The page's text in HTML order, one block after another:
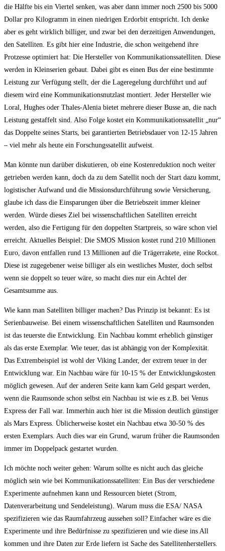
die Hälfte bis ein Viertel senken, was aber dann immer noch 2500 bis 5000
Dollar pro Kilogramm in einen niedrigen Erdorbit entspricht. Ich denke
aber es geht wirklich billiger, und zwar bei den derzeitigen Anwendungen,
den Satelliten. Es gibt hier eine Industrie, die schon weitgehend ihre
Protzesse optimiert hat: Die Hersteller von Kommunikationssatelliten. Diese
werden in Kleinserien gebaut. Dabei gibt es einen Bus der eine bestimmte
Leistung zur Verfügung stellt, der die Lageregelung durchführt und auf
diesem wird eine Kommunikationsnutzlast montiert. Jeder Hersteller wie
Loral, Hughes oder Thales-Alenia bietet mehrere dieser Busse an, die nach
Leistung gestaffelt sind. Also Folge kostet ein Kommunikationssatellit „nur“
das Doppelte seines Starts, bei garantierten Betriebsdauer von 12-15 Jahren
– viel mehr als heute ein Forschungssatellit aufweist.
Man könnte nun darüber diskutieren, ob eine Kostenreduktion noch weiter
getrieben werden kann, doch da zu dem Satellit noch der Start dazu kommt,
logistischer Aufwand und die Missionsdurchführung sowie Versicherung,
glaube ich dass die Einsparungen über die Betriebszeit immer kleiner
werden. Würde dieses Ziel bei wissenschaftlichen Satelliten erreicht
werden, also die Fertigung für den doppelten Startpreis, so wäre schon viel
erreicht. Aktuelles Beispiel: Die SMOS Mission kostet rund 210 Millionen
Euro, davon entfallen rund 13 Millionen auf die Trägerrakete, eine Rockot.
Diese ist zugegebener weise billiger als ein westliches Muster, doch selbst
wenn sie doppelt so teuer wäre, so macht dies nur ein Achtel der
Gesamtsumme aus.
Wie kann man Satelliten billiger machen? Das Prinzip ist bekannt: Es ist
Serienbauweise. Bei einem wissenschaftlichen Satelliten und Raumsonden
ist das teuerste die Entwicklung. Ein Nachbau kommt erheblich günstiger
als das erste Exemplar. Wie teuer, das ist abhängig von der Komplexität.
Das Extrembeispiel ist wohl der Viking Lander, der extrem teuer in der
Entwicklung war. Ein Nachbau wäre für 10-15 % der Entwicklungskosten
möglich gewesen. Auf der anderen Seite kann kam Geld gespart werden,
wenn die Raumsonde schon selbst ein Nachbau ist wie es z.B. bei Venus
Express der Fall war. Immerhin auch hier ist die Mission deutlich günstiger
als Mars Express. Üblicherweise kostet ein Nachbau etwa 30-50 % des
ersten Exemplars. Auch dies war ein Grund, warum früher die Raumsonden
immer im Doppelpack gestartet wurden.
Ich möchte noch weiter gehen: Warum sollte es nicht auch das gleiche
möglich sein wie bei Kommunikationssatelliten: Ein Bus der verschiedene
Experimente aufnehmen kann und Ressourcen bietet (Strom,
Datenverarbeitung und Sendeleistung). Warum muss die ESA/ NASA
spezifizieren wie das Raumfahrzeug aussehen soll? Einfacher wäre es die
Experimente und ihre Bedürfnisse zu spezifizieren und wie diese ins All
kommen und ihre Daten zur Erde liefern ist Sache des Satellitenherstellers.